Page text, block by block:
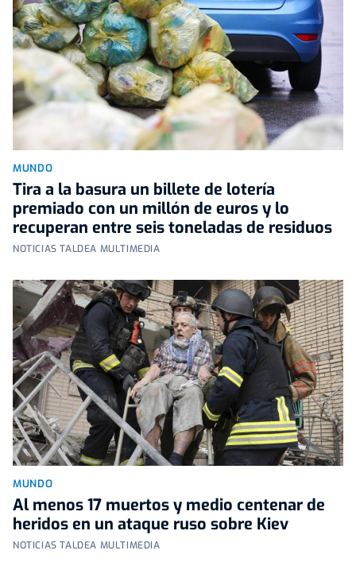
MUNDO
Tira a la basura un billete de lotería
premiado con un millón de euros y lo
recuperan entre seis toneladas de residuos
NOTICIAS TALDEA MULTIMEDIA
MUNDO
Al menos 17 muertos y medio centenar de
heridos en un ataque ruso sobre Kiev
NOTICIAS TALDEA MULTIMEDIA